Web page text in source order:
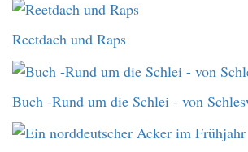
Reetdach und Raps
Buch -Rund um die Schlei - von